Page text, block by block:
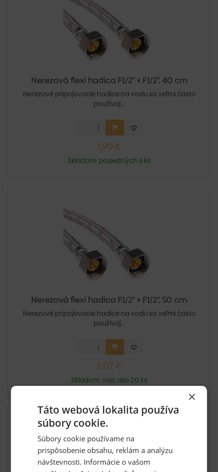
Nerezová flexi hadica F1/2" × F1/2", 40 cm
Nerezové pripojovacie hadice na vodu sa veľmi často
používaj...
1,90 €
Skladom: posledných 6 ks
Nerezová flexi hadica F1/2" × F1/2", 50 cm
Nerezové pripojovacie hadice na vodu sa veľmi často
používaj...
2,07 €
Skladom: viac ako 20 ks
×
Táto webová lokalita používa
súbory cookie.
Súbory cookie používame na
prispôsobenie obsahu, reklám a analýzu
návštevnosti. Informácie o vašom